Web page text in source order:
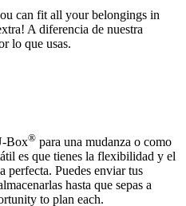
can fit all your belongings in
A diferencia de nuestra
lo que usas.
Box® para una mudanza o como
es que tienes la flexibilidad y el
perfecta. Puedes enviar tus
hasta que sepas a
to plan each.